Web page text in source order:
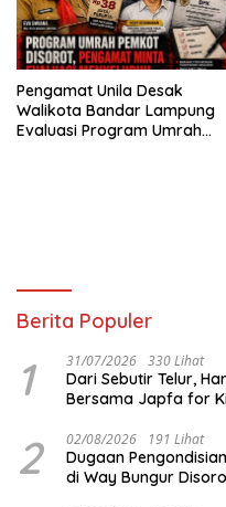
Pengamat Unila Desak
Walikota Bandar Lampung
Evaluasi Program Umrah
Berita Populer
1 31/07/2026 330 Lihat
Dari Sebutir Telur,
Bersama Japfa for
2 02/08/2026 191 Lihat
Dugaan
di Way Bungur